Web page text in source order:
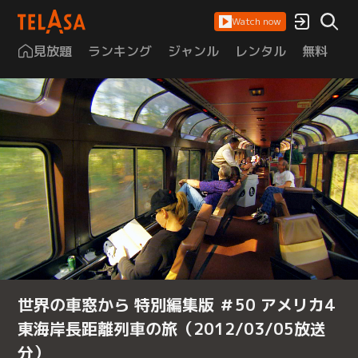
Watch now
見放題 ランキング ジャンル レンタル 無料
世界の車窓から 特別編集版 ＃50 アメリカ4
東海岸長距離列車の旅（2012/03/05放送
分）